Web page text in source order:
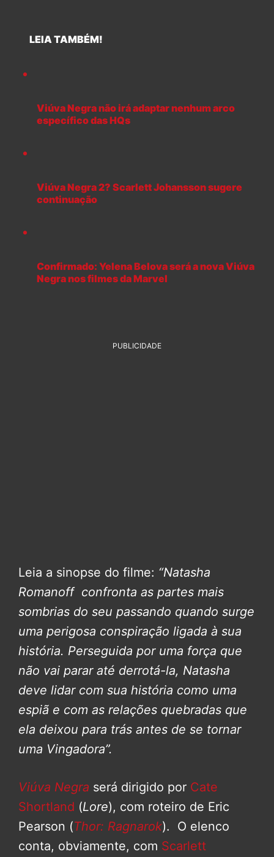
LEIA TAMBÉM!
Viúva Negra não irá adaptar nenhum arco
específico das HQs
Viúva Negra 2? Scarlett Johansson sugere
continuação
Confirmado: Yelena Belova será a nova Viúva
Negra nos filmes da Marvel
PUBLICIDADE
Leia a sinopse do filme: “Natasha
Romanoff confronta as partes mais
sombrias do seu passando quando surge
uma perigosa conspiração ligada à sua
história. Perseguida por uma força que
não vai parar até derrotá-la, Natasha
deve lidar com sua história como uma
espiã e com as relações quebradas que
ela deixou para trás antes de se tornar
uma Vingadora”.
Viúva Negra será dirigido por Cate
Shortland (Lore), com roteiro de Eric
Pearson (Thor: Ragnarok). O elenco
conta, obviamente, com Scarlett